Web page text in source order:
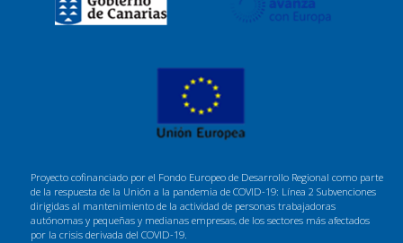
Proyecto cofinanciado por el Fondo Europeo de Desarrollo Regional como parte
de la respuesta de la Unión a la pandemia de COVID-19: Línea 2 Subvenciones
dirigidas al mantenimiento de la actividad de personas trabajadoras
autónomas y pequeñas y medianas empresas, de los sectores más afectados
por la crisis derivada del COVID-19.